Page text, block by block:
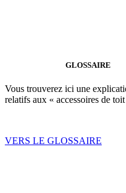
GLOSSAIRE
Vous trouverez ici une
relatifs aux « accessoires de
VERS LE GLOSSAIRE